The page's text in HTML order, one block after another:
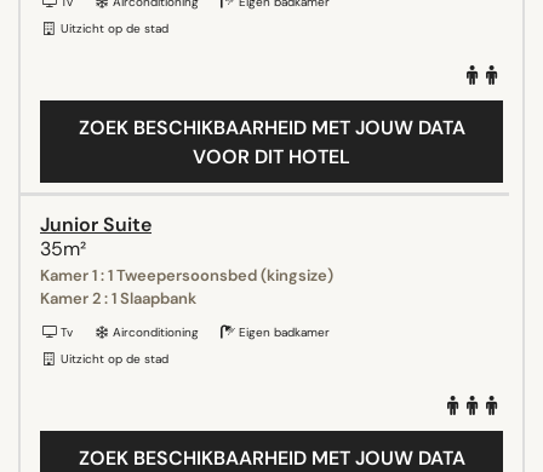
Uitzicht op de stad
ZOEK BESCHIKBAARHEID MET JOUW DATA
VOOR DIT HOTEL
Junior Suite
35m²
Kamer 1 : 1 Tweepersoonsbed (kingsize)
Kamer 2 : 1 Slaapbank
Tv Airconditioning
Eigen badkamer
Uitzicht op de stad
ZOEK BESCHIKBAARHEID MET JOUW DATA